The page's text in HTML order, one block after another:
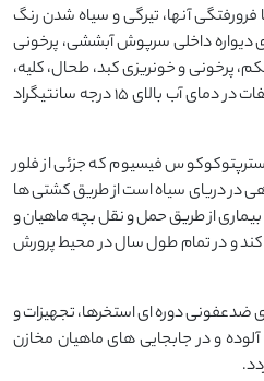
آنها، تیرگی و سیاه شدن رنگ
دیواره داخلی سرپوش آبششی، پرخونی
پرخونی و خونریزی کبد، طحال، کلیه،
مغز و روده. غالباً بیشترین میزان تلفات در دمای آب بالای 15 درجه سانتیگراد
استرپتوکوکوس فیسیوم که جزئی از فلور
در دریای سیاه است از طریق کشتی ها
از طریق حمل و نقل بچه ماهیان و
کند و در تمام طول سال در محیط پرورش
ضدعفونی دوره ای استخرها، تجهیزات و
و در جابجایی های ماهیان مخازن